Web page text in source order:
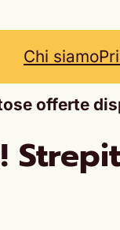
Chi siamo
offerte